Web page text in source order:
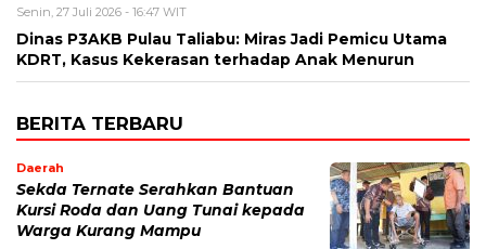
Senin, 27 Juli 2026 - 16:47 WIT
Dinas P3AKB Pulau Taliabu: Miras Jadi Pemicu Utama
KDRT, Kasus Kekerasan terhadap Anak Menurun
BERITA TERBARU
Daerah
Sekda Ternate Serahkan Bantuan
Kursi Roda dan Uang Tunai kepada
Warga Kurang Mampu